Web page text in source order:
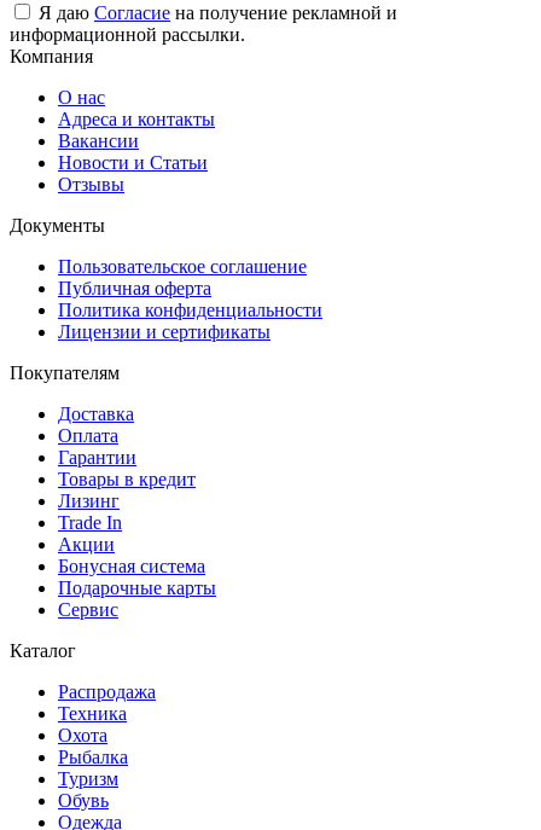
Я даю Согласие на получение рекламной и
информационной рассылки.
Компания
О нас
Адреса и контакты
Вакансии
Новости и Статьи
Отзывы
Документы
Пользовательское соглашение
Публичная оферта
Политика конфиденциальности
Лицензии и сертификаты
Покупателям
Доставка
Оплата
Гарантии
Товары в кредит
Лизинг
Trade In
Акции
Бонусная система
Подарочные карты
Сервис
Каталог
Распродажа
Техника
Охота
Рыбалка
Туризм
Обувь
Одежда